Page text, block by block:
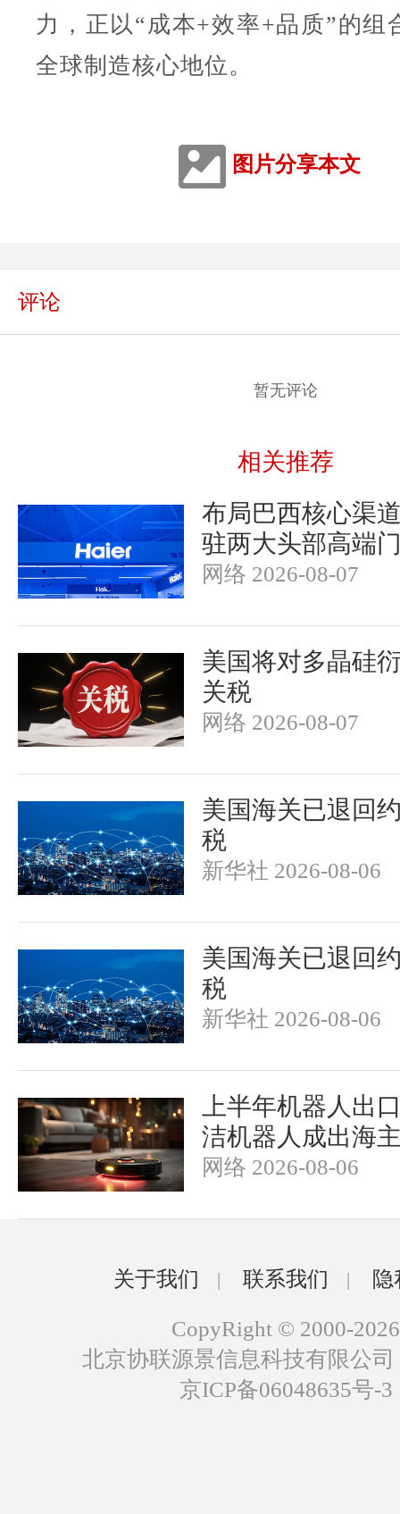
力，正以“成本+效率+品质”的组
全球制造核心地位。
图片分享本文
评论
暂无评论
相关推荐
布局巴西核心渠
驻两大头部高端
网络 2026-08-07
美国将对多晶硅
关税
网络 2026-08-07
美国海关已退回
税
新华社 2026-08-06
美国海关已退回
税
新华社 2026-08-06
上半年机器人出
洁机器人成出海
网络 2026-08-06
关于我们 | 联系我们 |
CopyRight © 2000-2026
北京协联源景信息科技有限公
京ICP备06048635号-3